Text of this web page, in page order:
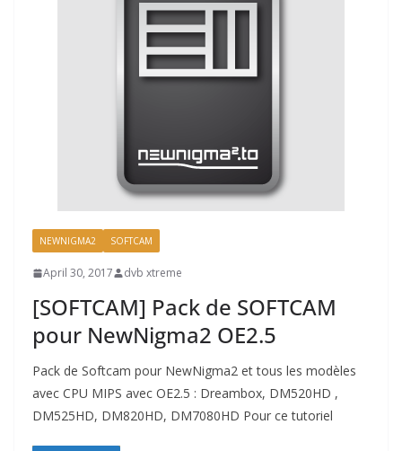
NEWNIGMA2 SOFTCAM
April 30, 2017 dvb xtreme
[SOFTCAM] Pack de SOFTCAM
pour NewNigma2 OE2.5
Pack de Softcam pour NewNigma2 et tous les modèles
avec CPU MIPS avec OE2.5 : Dreambox, DM520HD ,
DM525HD, DM820HD, DM7080HD Pour ce tutoriel